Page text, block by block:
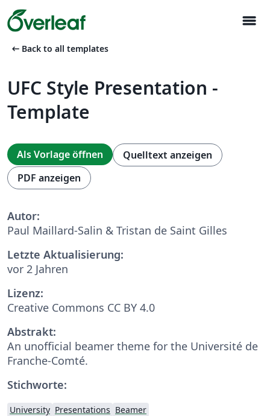
menu
arrow_left_alt Back to all templates
UFC Style Presentation -
Template
Als Vorlage öffnen
Quelltext anzeigen
PDF anzeigen
Autor:
Paul Maillard-Salin & Tristan de Saint Gilles
Letzte Aktualisierung:
vor 2 Jahren
Lizenz:
Creative Commons CC BY 4.0
Abstrakt:
An unofficial beamer theme for the Université de
Franche-Comté.
Stichworte:
University Presentations Beamer